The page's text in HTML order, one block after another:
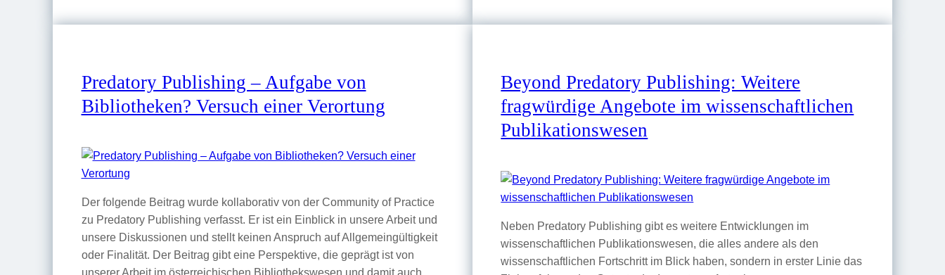
Predatory Publishing – Aufgabe von
Bibliotheken? Versuch einer Verortung
Der folgende Beitrag wurde kollaborativ von der Community of Practice
zu Predatory Publishing verfasst. Er ist ein Einblick in unsere Arbeit und
unsere Diskussionen und stellt keinen Anspruch auf Allgemeingültigkeit
oder Finalität. Der Beitrag gibt eine Perspektive, die geprägt ist von
unserer Arbeit im österreichischen Bibliothekswesen und damit auch
Beyond Predatory Publishing: Weitere
fragwürdige Angebote im wissenschaftlichen
Publikationswesen
Neben Predatory Publishing gibt es weitere Entwicklungen im
wissenschaftlichen Publikationswesen, die alles andere als den
wissenschaftlichen Fortschritt im Blick haben, sondern in erster Linie das